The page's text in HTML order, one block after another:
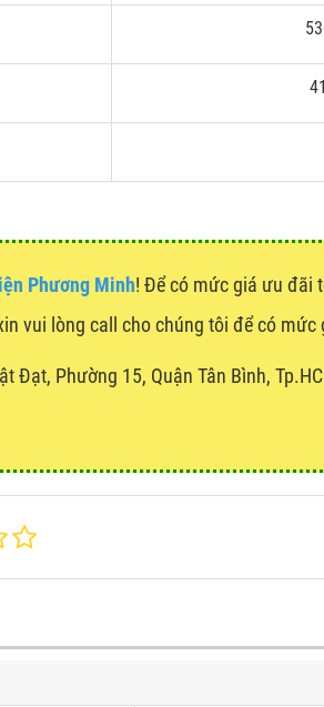
41
Phương Minh! Để có mức giá ưu đãi
vui lòng call cho chúng tôi để có mức
Đạt, Phường 15, Quận Tân Bình,